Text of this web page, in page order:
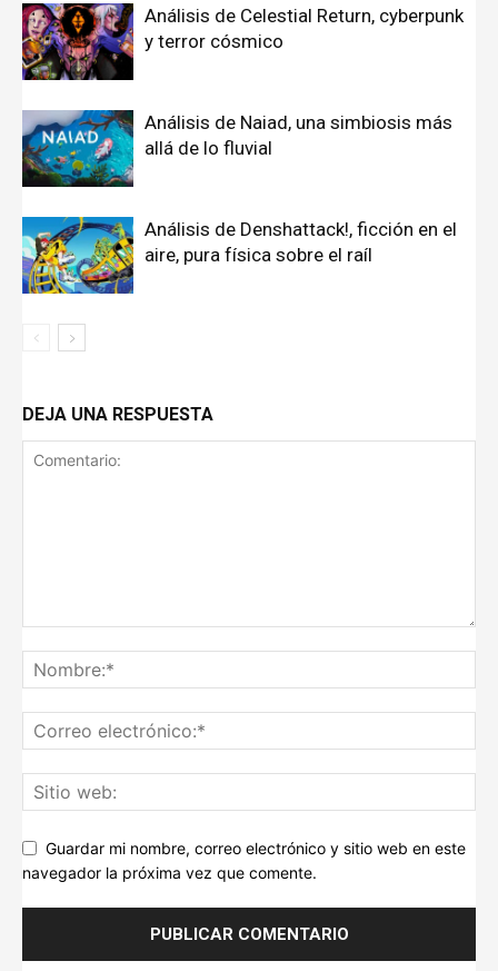
Análisis de Celestial Return, cyberpunk
y terror cósmico
Análisis de Naiad, una simbiosis más
allá de lo fluvial
Análisis de Denshattack!, ficción en el
aire, pura física sobre el raíl
DEJA UNA RESPUESTA
Guardar mi nombre, correo electrónico y sitio web en este
navegador la próxima vez que comente.